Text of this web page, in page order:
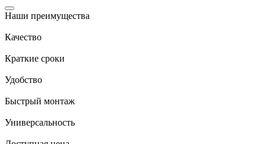
Наши преимущества
Качество
Краткие сроки
Удобство
Быстрый монтаж
Универсальность